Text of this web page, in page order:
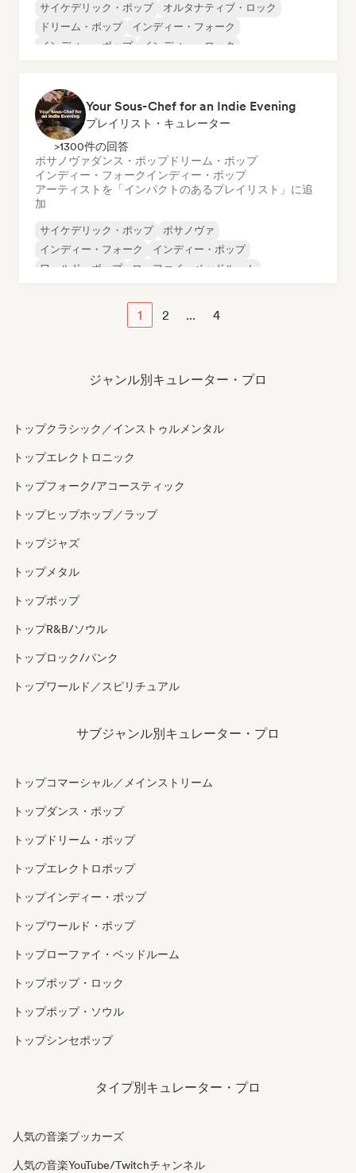
サイケデリック・ポップ
オルタナティブ・ロック
ドリーム・ポップ
インディー・フォーク
インディー・ポップ
インディー・ロック
Your Sous-Chef for an Indie Evening
プレイリスト・キュレーター
>1300件の回答
ボサノヴァダンス・ポップドリーム・ポップ
インディー・フォークインディー・ポップ
アーティストを「インパクトのあるプレイリスト」に追
加
サイケデリック・ポップ
ボサノヴァ
インディー・フォーク
インディー・ポップ
ワールド・ポップ
ローファイ・ベッドルーム
1 2 ... 4
ジャンル別キュレーター・プロ
トップクラシック／インストゥルメンタル
トップエレクトロニック
トップフォーク/アコースティック
トップヒップホップ／ラップ
トップジャズ
トップメタル
トップポップ
トップR&B/ソウル
トップロック/パンク
トップワールド／スピリチュアル
サブジャンル別キュレーター・プロ
トップコマーシャル／メインストリーム
トップダンス・ポップ
トップドリーム・ポップ
トップエレクトロポップ
トップインディー・ポップ
トップワールド・ポップ
トップローファイ・ベッドルーム
トップポップ・ロック
トップポップ・ソウル
トップシンセポップ
タイプ別キュレーター・プロ
人気の音楽ブッカーズ
人気の音楽YouTube/Twitchチャンネル